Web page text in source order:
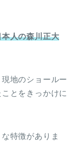
本人の森川正大
地のショールー
とをきっかけに
特徴がありま